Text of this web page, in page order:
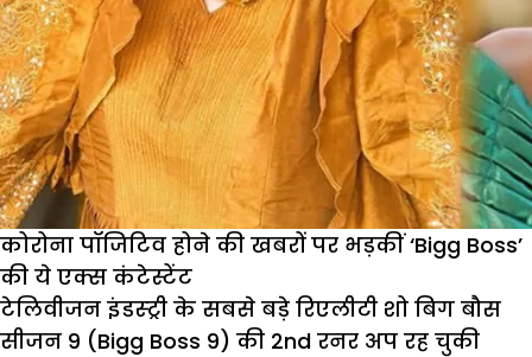
कोरोना पॉजिटिव होने की खबरों पर भड़कीं ‘Bigg Boss’
की ये एक्स कंटेस्टेंट
टेलिवीजन इंडस्ट्री के सबसे बड़े रिएलीटी शो बिग बौस
सीजन 9 (Bigg Boss 9) की 2nd रनर अप रह चुकी